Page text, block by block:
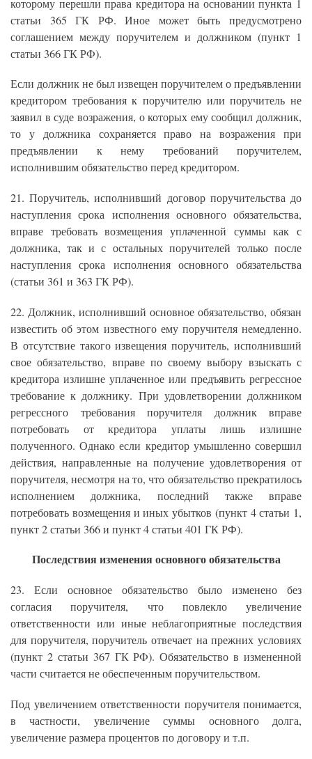
которому перешли права кредитора на основании пункта 1
статьи 365 ГК РФ. Иное может быть предусмотрено
соглашением между поручителем и должником (пункт 1
статьи 366 ГК РФ).
Если должник не был извещен поручителем о предъявлении
кредитором требования к поручителю или поручитель не
заявил в суде возражения, о которых ему сообщил должник,
то у должника сохраняется право на возражения при
предъявлении к нему требований поручителем,
исполнившим обязательство перед кредитором.
21. Поручитель, исполнивший договор поручительства до
наступления срока исполнения основного обязательства,
вправе требовать возмещения уплаченной суммы как с
должника, так и с остальных поручителей только после
наступления срока исполнения основного обязательства
(статьи 361 и 363 ГК РФ).
22. Должник, исполнивший основное обязательство, обязан
известить об этом известного ему поручителя немедленно.
В отсутствие такого извещения поручитель, исполнивший
свое обязательство, вправе по своему выбору взыскать с
кредитора излишне уплаченное или предъявить регрессное
требование к должнику. При удовлетворении должником
регрессного требования поручителя должник вправе
потребовать от кредитора уплаты лишь излишне
полученного. Однако если кредитор умышленно совершил
действия, направленные на получение удовлетворения от
поручителя, несмотря на то, что обязательство прекратилось
исполнением должника, последний также вправе
потребовать возмещения и иных убытков (пункт 4 статьи 1,
пункт 2 статьи 366 и пункт 4 статьи 401 ГК РФ).
Последствия изменения основного обязательства
23. Если основное обязательство было изменено без
согласия поручителя, что повлекло увеличение
ответственности или иные неблагоприятные последствия
для поручителя, поручитель отвечает на прежних условиях
(пункт 2 статьи 367 ГК РФ). Обязательство в измененной
части считается не обеспеченным поручительством.
Под увеличением ответственности поручителя понимается,
в частности, увеличение суммы основного долга,
увеличение размера процентов по договору и т.п.